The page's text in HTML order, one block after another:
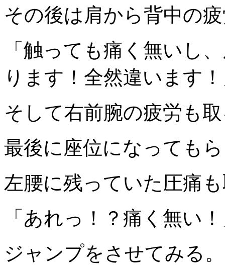
その後は肩から背中の
「触っても痛く無いし
ります！全然違います
そして右前腕の疲労も
最後に座位になっても
左腰に残っていた圧痛
「あれっ！？痛く無い
ジャンプをさせてみる。